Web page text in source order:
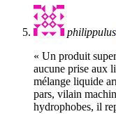
philippulus
« Un produit
aucune prise aux
mélange liquide
pars, vilain
hydrophobes, il